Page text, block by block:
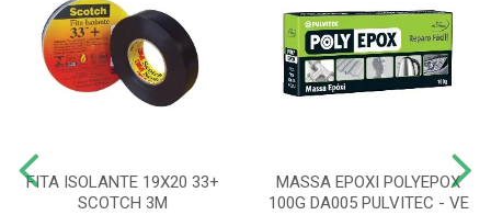
FITA ISOLANTE 19X20 33+
SCOTCH 3M
MASSA EPOXI POLYEPOX
100G DA005 PULVITEC - VE